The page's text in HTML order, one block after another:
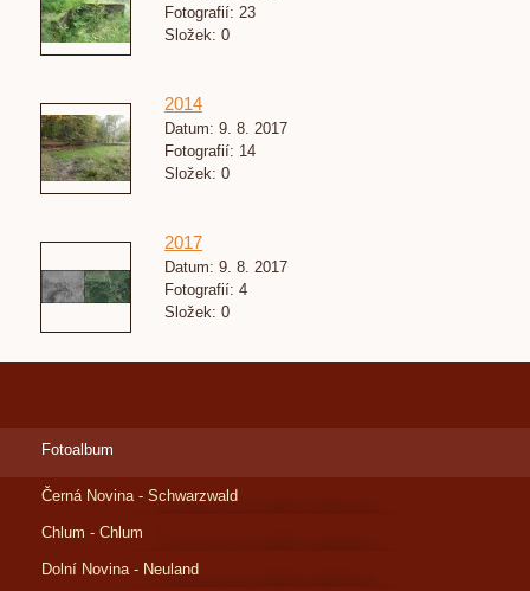
Fotografií: 23
Složek: 0
2014
Datum: 9. 8. 2017
Fotografií: 14
Složek: 0
2017
Datum: 9. 8. 2017
Fotografií: 4
Složek: 0
Fotoalbum
Černá Novina - Schwarzwald
Chlum - Chlum
Dolní Novina - Neuland